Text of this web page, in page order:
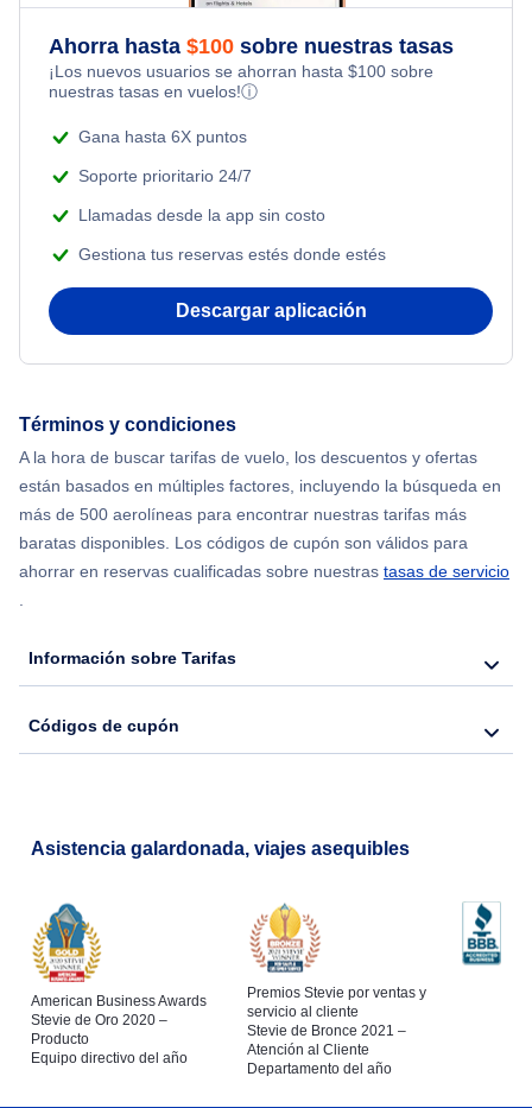
Flights Under $49
Flights Under $99
Flights Under $199
Flights from Nueva York to Milán
Flights from Nueva York to Estanbul
Flights from Nueva York to Atenas
Flights from Shanghai to Nueva York
Flights from Delhi to Nueva York
Flights from Chicago to Delhi
Flights from Nueva York to Hong Kong
Flights from Nueva York to Lisboa
Romantic Vacations
Adventure Vacations
Beach Vacations
Ahorra hasta $100 sobre nuestras tasas
¡Los nuevos usuarios se ahorran hasta $100 sobre
nuestras tasas en vuelos!ⓘ
Gana hasta 6X puntos
Soporte prioritario 24/7
Llamadas desde la app sin costo
Gestiona tus reservas estés donde estés
Descargar aplicación
Términos y condiciones
A la hora de buscar tarifas de vuelo, los descuentos y ofertas
están basados en múltiples factores, incluyendo la búsqueda en
más de 500 aerolíneas para encontrar nuestras tarifas más
baratas disponibles. Los códigos de cupón son válidos para
ahorrar en reservas cualificadas sobre nuestras tasas de servicio
.
Información sobre Tarifas
Códigos de cupón
Asistencia galardonada, viajes asequibles
American Business Awards
Stevie de Oro 2020 –
Producto
Equipo directivo del año
Premios Stevie por ventas y
servicio al cliente
Stevie de Bronce 2021 –
Atención al Cliente
Departamento del año